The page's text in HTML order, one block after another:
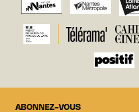
ABONNEZ-VOUS